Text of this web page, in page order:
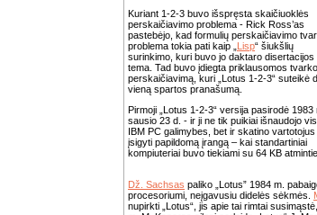
Kuriant 1-2-3 buvo išspręsta skaičiuoklės
perskaičiavimo problema - Rick Ross’as
pastebėjo, kad formulių perskaičiavimo
problema tokia pati kaip „Lisp“ šiukšlių
surinkimo, kuri buvo jo daktaro disertacijos
tema. Tad buvo įdiegta priklausomos
perskaičiavimą, kuri „Lotus 1-2-3“ suteikė
vieną spartos pranašumą.
Pirmoji „Lotus 1-2-3“ versija pasirodė 1983
sausio 23 d. - ir ji ne tik puikiai išnaudojo
IBM PC galimybes, bet ir skatino vartotojus
įsigyti papildomą įrangą – kai standartiniai
kompiuteriai buvo tiekiami su 64 KB
Dž. Sachsas paliko „Lotus” 1984 m.
procesoriumi, neįgavusiu didelės sėkmės.
nupirkti „Lotus“, jis apie tai rimtai